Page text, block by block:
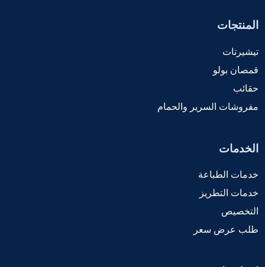
المنتجات
تيشيرتات
قمصان بولو
حقائب
مفروشات السرير والحمام
الخدمات
خدمات الطباعة
خدمات التطريز
التخصيص
طلب عرض سعر